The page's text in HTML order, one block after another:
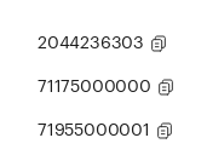
2044236303
71175000000
71955000001